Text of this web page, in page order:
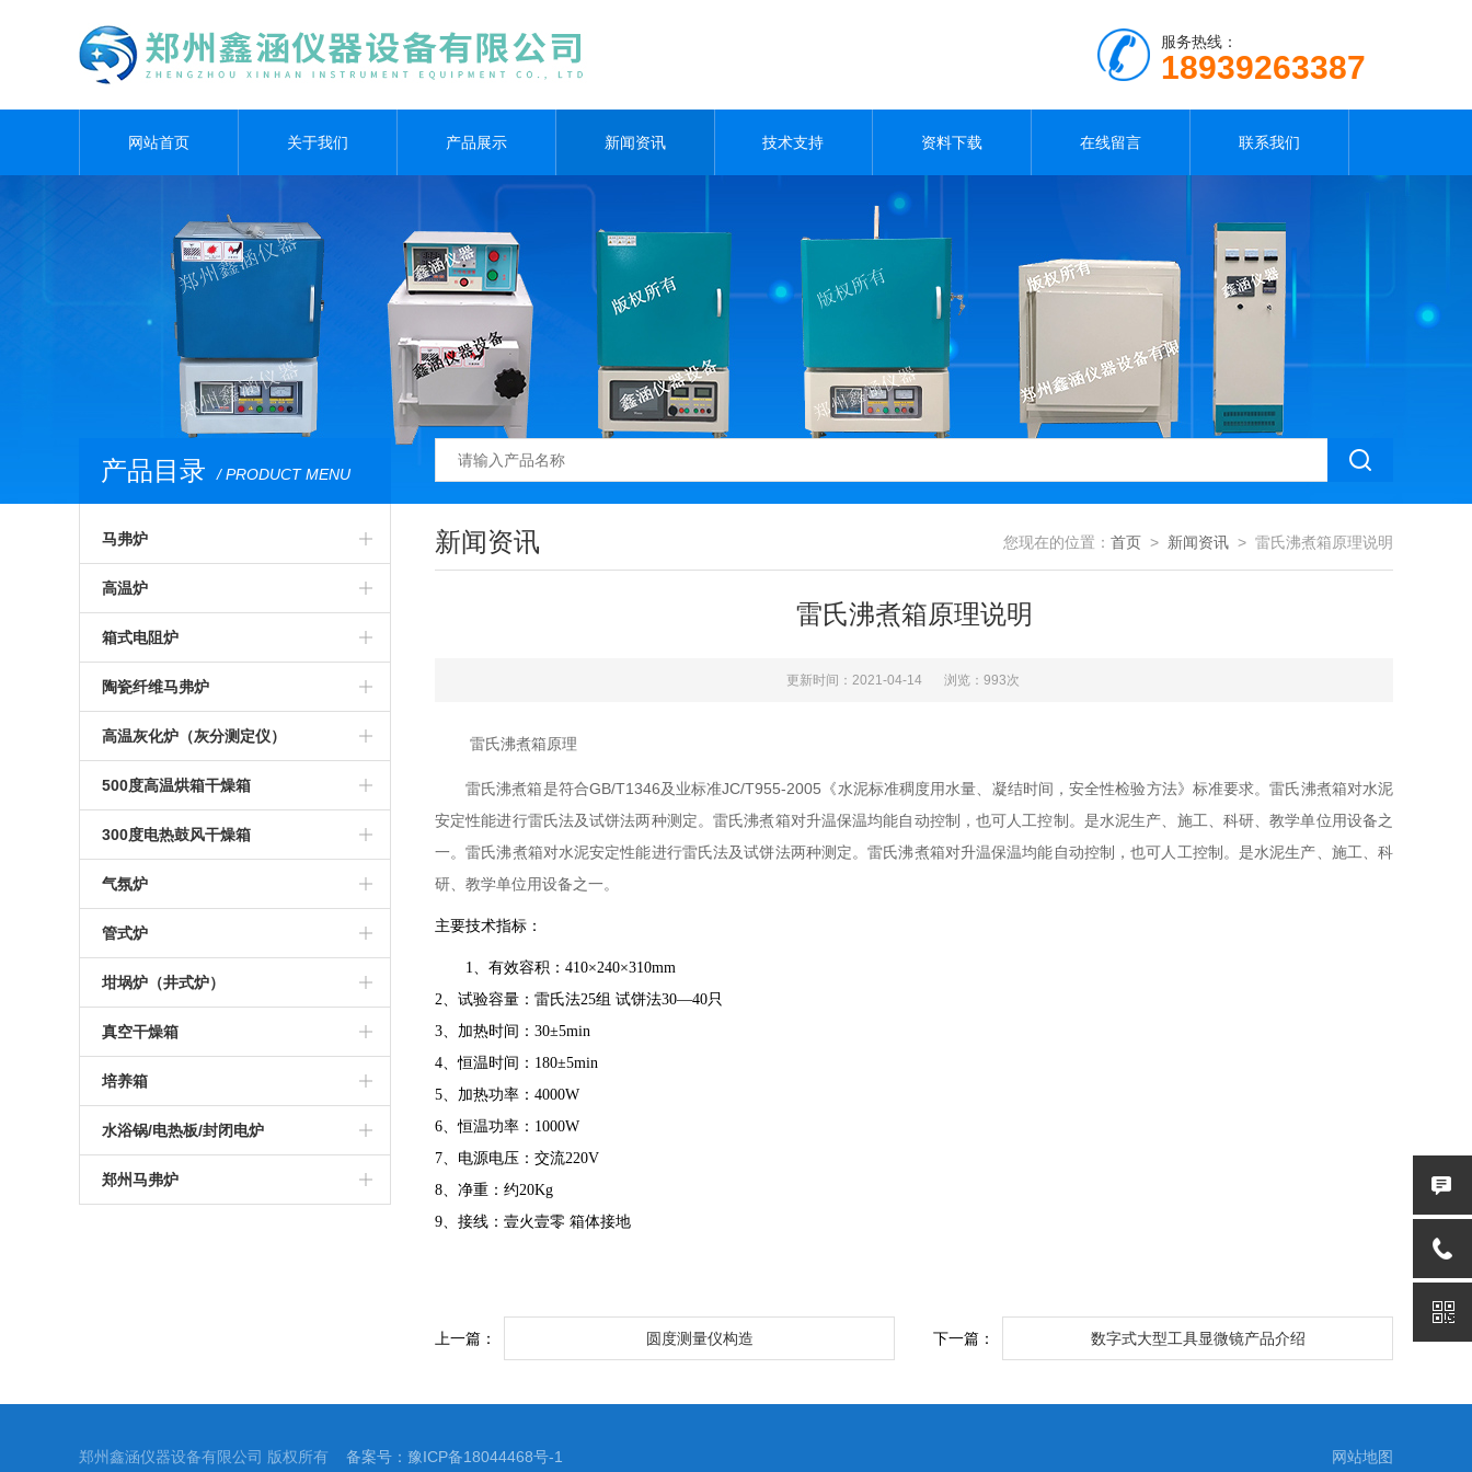
服务热线：
18939263387
网站首页 关于我们 产品展示 新闻资讯 技术支持 资料下载 在线留言 联系我们
产品目录 / PRODUCT MENU
马弗炉
智能马弗炉
高温马弗炉
箱式马弗炉
节能马弗炉
工业马弗炉
一体马弗炉
实验室马弗炉
可编程马弗炉
硅碳棒马弗炉
硅钼棒马弗炉
智能一体马弗炉
1400度马弗炉
1600度马弗炉
高温炉
箱式预热炉
智能高温炉
工业高温炉
箱式高温炉
高温实验炉
高温加热炉
高温煅烧炉
硅碳棒高温炉
可编程高温炉
实验室高温炉
箱式电阻炉
高温箱式炉
智能箱式炉
箱式沾火炉
高温箱式电阻炉
中温箱式电阻炉
工业箱式电阻炉
高温保温箱式炉
硅碳棒箱式电阻炉
可编程箱式电阻炉
实验室箱式电阻炉
1000度箱式电阻炉
1700度箱式电阻炉
1800度箱式电阻炉
陶瓷纤维马弗炉
氧化锆烧结炉
陶瓷纤维箱式炉
陶瓷纤维高温炉
陶瓷纤维箱式电阻炉
陶瓷纤维高温电阻炉
1000度陶瓷纤维马弗炉
1200度陶瓷纤维马弗炉
1400度陶瓷纤维马弗炉
1600度陶瓷纤维马弗炉
1700度陶瓷纤维马弗炉
高温灰化炉（灰分测定仪）
高温灰化炉
灰分测定仪
煤炭灰分测定仪
塑料灰分测定仪
石油灰分测定仪
500度高温烘箱干燥箱
500度高温烘箱
300度电热鼓风干燥箱
烘箱
鼓风干燥箱
恒温干燥箱
气氛炉
高温气氛炉
箱式气氛炉
真空气氛炉
箱式真空气氛炉
高温箱式真空气氛炉
管式炉
高温管式炉
真空管式炉
气氛管式炉
管式实验炉
实验室管式炉
坩埚炉（井式炉）
坩埚电阻炉
真空井式炉
电加热坩埚炉
真空干燥箱
真空烘箱
培养箱
电热恒温干燥培养箱
恒温培养箱
水浴锅/电热板/封闭电炉
电热板
郑州马弗炉
新闻资讯 您现在的位置： 首页 > 新闻资讯 > 雷氏沸煮箱原理说明
雷氏沸煮箱原理说明
更新时间：2021-04-14 浏览：993次
雷氏沸煮箱原理
雷氏沸煮箱是符合GB/T1346及业标准JC/T955-2005 《水泥标准稠度用水量、凝结时间，安全性检验方法》标准要求。雷氏沸煮箱对水泥
安定性能进行雷氏法及试饼法两种测定。雷氏沸煮箱对升温保温均能自动控制，也可人工控制。是水泥生产、施工、科研、教学单位用设备之
一。雷氏沸煮箱对水泥安定性能进行雷氏法及试饼法两种测定。雷氏沸煮箱对升温保温均能自动控制，也可人工控制。是水泥生产、施工、科
研、教学单位用设备之一。
主要技术指标：
1、有效容积：410×240×310mm
2、试验容量：雷氏法25组 试饼法30—40只
3、加热时间：30±5min
4、恒温时间：180±5min
5、加热功率：4000W
6、恒温功率：1000W
7、电源电压：交流220V
8、净重：约20Kg
9、接线：壹火壹零 箱体接地
上一篇： 圆度测量仪构造 下一篇： 数字式大型工具显微镜产品介绍
郑州鑫涵仪器设备有限公司 版权所有 备案号：豫ICP备18044468号-1 网站地图